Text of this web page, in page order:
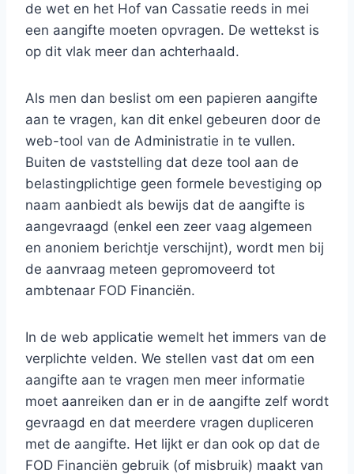
de wet en het Hof van Cassatie reeds in mei
een aangifte moeten opvragen. De wettekst is
op dit vlak meer dan achterhaald.
Als men dan beslist om een papieren aangifte
aan te vragen, kan dit enkel gebeuren door de
web-tool van de Administratie in te vullen.
Buiten de vaststelling dat deze tool aan de
belastingplichtige geen formele bevestiging op
naam aanbiedt als bewijs dat de aangifte is
aangevraagd (enkel een zeer vaag algemeen
en anoniem berichtje verschijnt), wordt men bij
de aanvraag meteen gepromoveerd tot
ambtenaar FOD Financiën.
In de web applicatie wemelt het immers van de
verplichte velden. We stellen vast dat om een
aangifte aan te vragen men meer informatie
moet aanreiken dan er in de aangifte zelf wordt
gevraagd en dat meerdere vragen dupliceren
met de aangifte. Het lijkt er dan ook op dat de
FOD Financiën gebruik (of misbruik) maakt van